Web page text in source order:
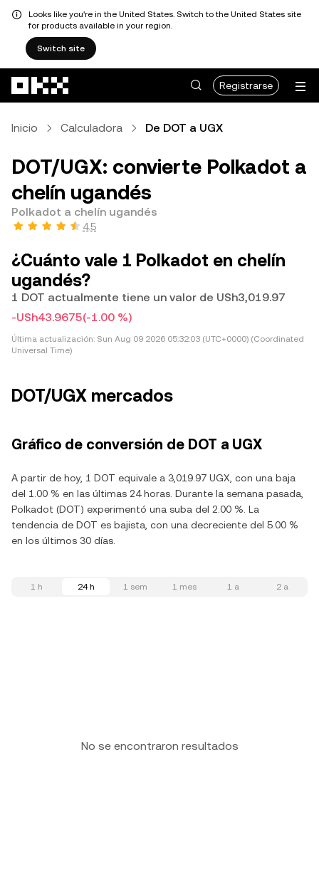
Looks like you're in the United States. Switch to the United States site
for products available in your region.
Switch site
Registrarse
Inicio Calculadora De DOT a UGX
DOT/UGX: convierte Polkadot a
chelín ugandés
Polkadot a chelín ugandés
4.5
¿Cuánto vale 1 Polkadot en chelín
ugandés?
1 DOT actualmente tiene un valor de USh3,019.97
-USh43.9675(-1.00 %)
Última actualización: Sun Aug 09 2026 05:32:03 (UTC+0000) (Coordinated
Universal Time)
DOT/UGX mercados
Gráfico de conversión de DOT a UGX
A partir de hoy, 1 DOT equivale a 3,019.97 UGX, con una baja
del 1.00 % en las últimas 24 horas. Durante la semana pasada,
Polkadot (DOT) experimentó una suba del 2.00 %. La
tendencia de DOT es bajista, con una decreciente del 5.00 %
en los últimos 30 días.
1 h 24 h 1 sem 1 mes 1 a 2 a
No se encontraron resultados